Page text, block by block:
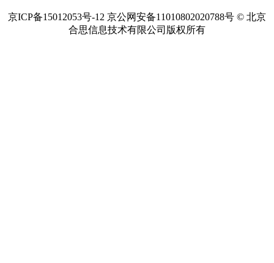
京ICP备15012053号-12 京公网安备11010802020788号 © 北京
合思信息技术有限公司版权所有